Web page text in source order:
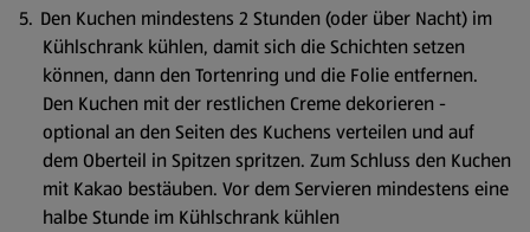
Den Kuchen mindestens 2 Stunden (oder über Nacht) im
Kühlschrank kühlen, damit sich die Schichten setzen
können, dann den Tortenring und die Folie entfernen.
Den Kuchen mit der restlichen Creme dekorieren -
optional an den Seiten des Kuchens verteilen und auf
dem Oberteil in Spitzen spritzen. Zum Schluss den Kuchen
mit Kakao bestäuben. Vor dem Servieren mindestens eine
halbe Stunde im Kühlschrank kühlen